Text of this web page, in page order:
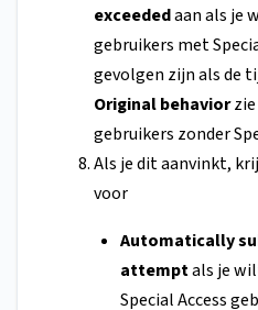
exceededaan als je
gebruikers met
gevolgen zijn als de
Original behaviorzie
gebruikers zonder
Als je dit aanvinkt,
voor
Automatically
attemptals je
Special Access